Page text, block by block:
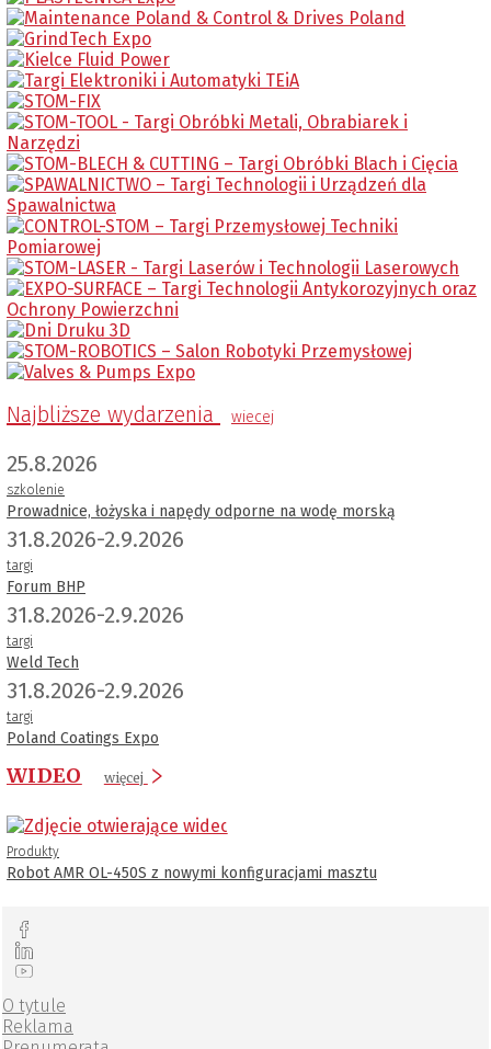
Najbliższe wydarzenia wiecej
25.8.2026
szkolenie
Prowadnice, łożyska i napędy odporne na wodę morską
31.8.2026-2.9.2026
targi
Forum BHP
31.8.2026-2.9.2026
targi
Weld Tech
31.8.2026-2.9.2026
targi
Poland Coatings Expo
WIDEO więcej
Produkty
Robot AMR OL-450S z nowymi konfiguracjami masztu
O tytule
Reklama